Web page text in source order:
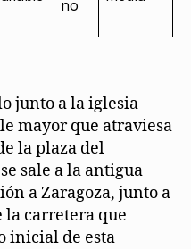
no
junto a la iglesia
mayor que atraviesa
la plaza del
sale a la antigua
a Zaragoza, junto a
carretera que
inicial de esta